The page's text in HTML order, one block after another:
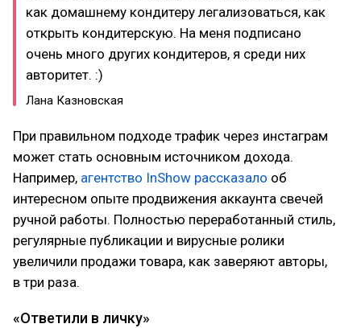
как домашнему кондитеру легализоваться, как
открыть кондитерскую. На меня подписано
очень много других кондитеров, я среди них
авторитет. :)
Лана Казновская
При правильном подходе трафик через инстаграм
может стать основным источником дохода.
Например, агентство InShow рассказало об
интересном опыте продвижения аккаунта свечей
ручной работы. Полностью переработанный стиль,
регулярные публикации и вирусные ролики
увеличили продажи товара, как заверяют авторы,
в три раза.
«Ответили в личку»